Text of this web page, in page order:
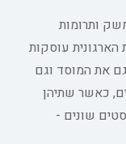
ותרומות
הארגונית עוסקות
את המוסד וגם
כאשר שתיהן
שונים -